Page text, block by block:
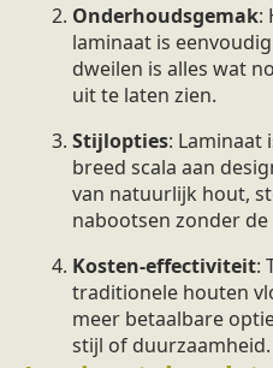
Onderhoudsgemak:
laminaat is
dweilen is alles wat
uit te laten zien.
Stijlopties: Laminaat
breed scala aan
van natuurlijk hout,
nabootsen zonder
Kosten-effectiviteit:
traditionele houten
meer betaalbare
stijl of duurzaamheid.